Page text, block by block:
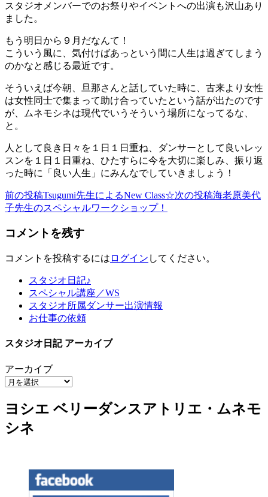
スタジオメンバーでのお祭りやイベントへの出演も沢山あり
ました。
もう明日から９月だなんて！
こういう風に、気付けばあっという間に人生は過ぎてしまう
のかなと感じる最近です。
そういえば今朝、旦那さんと話していた時に、古来より女性
は女性同士で集まって助け合っていたという話が出たのです
が、ムネモシネは現代でいうそういう場所になってるな、
と。
人として良き日々を１日１日重ね、ダンサーとして良いレッ
スンを１日１日重ね、ひたすらに今を大切に楽しみ、振り返
った時に「良い人生」にみんなでしていきましょう！
投
稿
ナ
ビ
ン
前の投稿Tsugumi先生によるNew Class☆次の投稿海老原美代
子先生のスペシャルワークショップ！
コメントを残す
コメントを投稿するには ログイン してください。
スタジオ日記♪
スペシャル講座／WS
スタジオ所属ダンサー出演情報
お仕事の依頼
スタジオ日記 アーカイブ
アーカイブ
ヨシエ ベリーダンスアトリエ・ムネモ
シネ